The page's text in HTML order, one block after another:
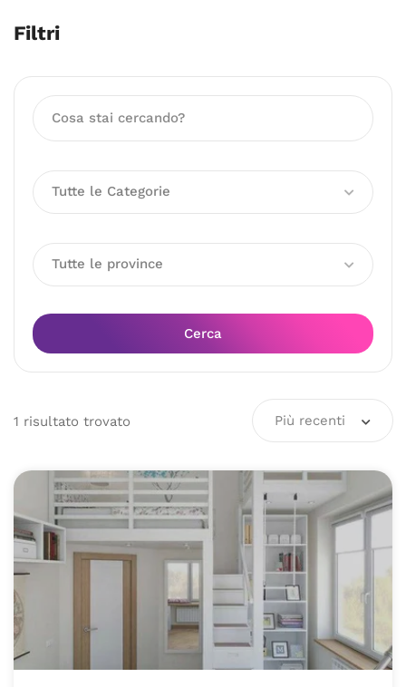
Filtri
Tutte le Categorie
Tutte le province
Cerca
1 risultato trovato Più recenti